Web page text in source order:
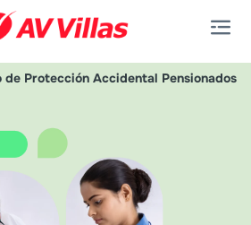
de Protección Accidental Pensionados